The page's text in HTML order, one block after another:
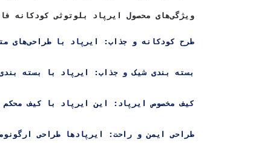
ویژگی‌های محصول ایرپاد بلوتوثی کودکانه فانتزی طرح استارباکس TWS-08
طرح کودکانه و جذاب: ایرپاد با طراحی‌های متنوع و رنگارنگ که دل هر کودک را می‌برد و باعث جذابیت بیشتر برای آنها می‌شود.
بسته‌ بندی شیک و جذاب: ایرپاد با بسته‌ بندی مخصوص و زیبا برای هدیه دادن یا نگهداری امن در خانه یا مدرسه بسیار مناسب است.
کیف مخصوص ایرپاد: این ایرپاد با کیف محکم و سبک، قابلیت حمل آسان
طراحی ایمن و راحت: ایرپادها طراحی ارگونومیک دارند و به